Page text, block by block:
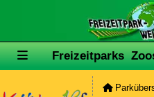
Freizeitparks